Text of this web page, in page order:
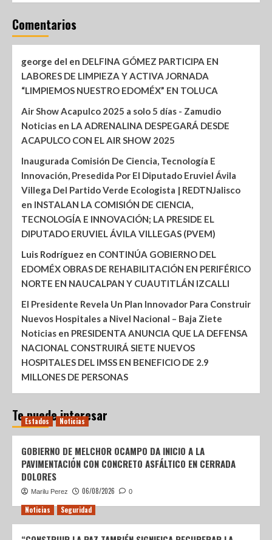
Comentarios
george del en DELFINA GÓMEZ PARTICIPA EN
LABORES DE LIMPIEZA Y ACTIVA JORNADA
“LIMPIEMOS NUESTRO EDOMÉX” EN TOLUCA
Air Show Acapulco 2025 a solo 5 días - Zamudio
Noticias en LA ADRENALINA DESPEGARÁ DESDE
ACAPULCO CON EL AIR SHOW 2025
Inaugurada Comisión De Ciencia, Tecnología E
Innovación, Presedida Por El Diputado Eruviel Ávila
Villega Del Partido Verde Ecologista | REDTNJalisco
en INSTALAN LA COMISIÓN DE CIENCIA,
TECNOLOGÍA E INNOVACIÓN; LA PRESIDE EL
DIPUTADO ERUVIEL ÁVILA VILLEGAS (PVEM)
Luis Rodríguez en CONTINÚA GOBIERNO DEL
EDOMÉX OBRAS DE REHABILITACIÓN EN PERIFÉRICO
NORTE EN NAUCALPAN Y CUAUTITLÁN IZCALLI
El Presidente Revela Un Plan Innovador Para Construir
Nuevos Hospitales a Nivel Nacional – Baja Ziete
Noticias en PRESIDENTA ANUNCIA QUE LA DEFENSA
NACIONAL CONSTRUIRÁ SIETE NUEVOS
HOSPITALES DEL IMSS EN BENEFICIO DE 2.9
MILLONES DE PERSONAS
Te puede interesar
Estados Noticias
GOBIERNO DE MELCHOR OCAMPO DA INICIO A LA
PAVIMENTACIÓN CON CONCRETO ASFÁLTICO EN CERRADA
DOLORES
Marilu Perez 06/08/2026 0
Noticias Seguridad